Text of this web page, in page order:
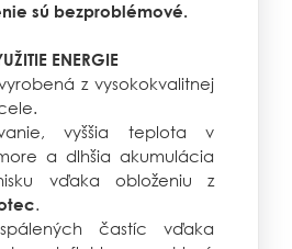
sú bezproblémové.
ENERGIE
z vysokokvalitnej
vyššia teplota v
a dlhšia akumulácia
vďaka obloženiu z
.
častíc vďaka